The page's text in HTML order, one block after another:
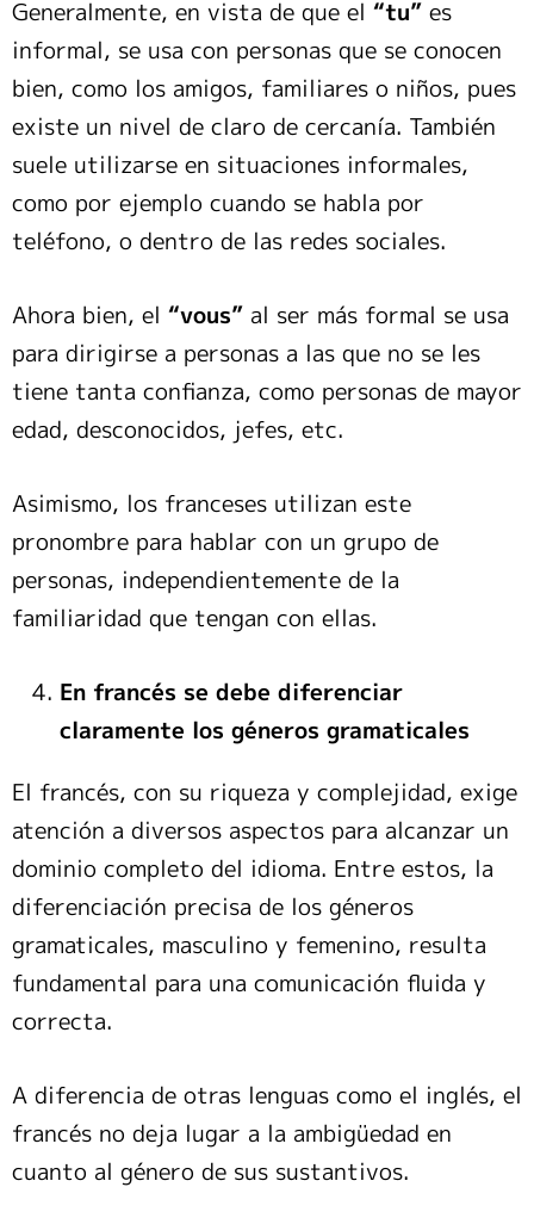
Generalmente, en vista de que el “tu” es
informal, se usa con personas que se conocen
bien, como los amigos, familiares o niños, pues
existe un nivel de claro de cercanía. También
suele utilizarse en situaciones informales,
como por ejemplo cuando se habla por
teléfono, o dentro de las redes sociales.
Ahora bien, el “vous” al ser más formal se usa
para dirigirse a personas a las que no se les
tiene tanta confianza, como personas de mayor
edad, desconocidos, jefes, etc.
Asimismo, los franceses utilizan este
pronombre para hablar con un grupo de
personas, independientemente de la
familiaridad que tengan con ellas.
En francés se debe diferenciar
claramente los géneros gramaticales
El francés, con su riqueza y complejidad, exige
atención a diversos aspectos para alcanzar un
dominio completo del idioma. Entre estos, la
diferenciación precisa de los géneros
gramaticales, masculino y femenino, resulta
fundamental para una comunicación fluida y
correcta.
A diferencia de otras lenguas como el inglés, el
francés no deja lugar a la ambigüedad en
cuanto al género de sus sustantivos.